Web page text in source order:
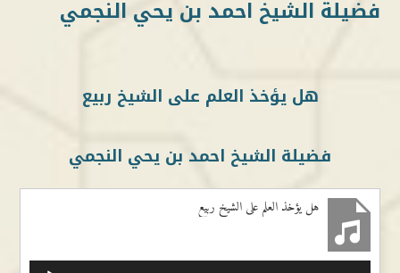
فضيلة الشيخ احمد بن يحي النجمي
هل يؤخذ العلم على الشيخ ربيع
فضيلة الشيخ احمد بن يحي النجمي
هل يؤخذ العلم على الشيخ ربيع